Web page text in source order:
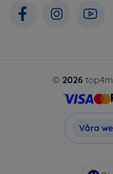
© 2026
Våra